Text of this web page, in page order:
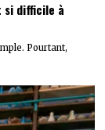
si difficile à
Pourtant,